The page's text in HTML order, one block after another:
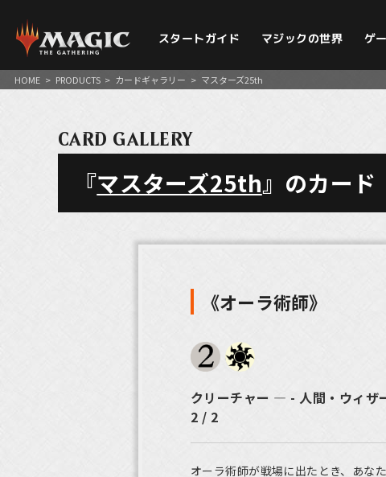
スタートガイド マジックの世界 ゲ
HOME > PRODUCTS > カードギャラリー > マスターズ25th
CARD GALLERY
『マスターズ25th』のカード
《オーラ術師》
クリーチャー ― - 人間・ウィザ
2 / 2
オーラ術師が戦場に出たとき、あな